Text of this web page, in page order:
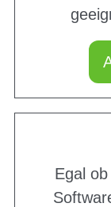
Egal